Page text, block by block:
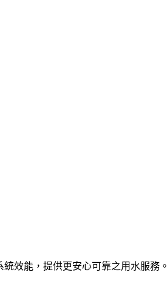
效能，提供更安心可靠之用水服務。